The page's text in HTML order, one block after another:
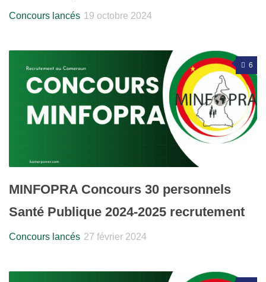
Concours lancés 19 octobre 2024
6
MINFOPRA Concours 30 personnels
Santé Publique 2024-2025 recrutement
Concours lancés 27 février 2024